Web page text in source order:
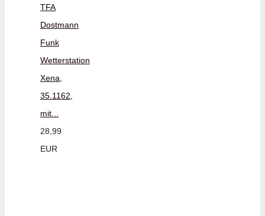
TFA
Dostmann
Funk
Wetterstation
Xena,
35.1162,
mit...
28,99
EUR